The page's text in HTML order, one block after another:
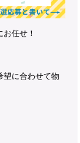
任せ！
望に合わせて物